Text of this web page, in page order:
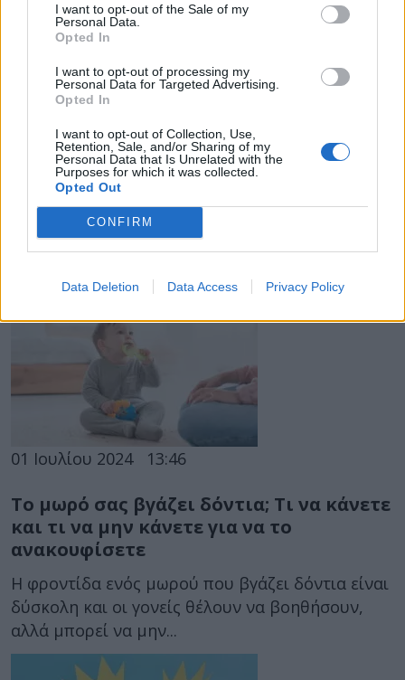
I want to opt-out of the Sale of my
Personal Data.
Opted In
I want to opt-out of processing my
Personal Data for Targeted Advertising.
Opted In
I want to opt-out of Collection, Use,
Retention, Sale, and/or Sharing of my
Personal Data that Is Unrelated with the
Purposes for which it was collected.
Opted Out
CONFIRM
Data Deletion Data Access Privacy Policy
17 Αυγούστου 2024
Πρόωρα νεογνά: Η ψυχολογία των
γονέων και μεθόδοι για να μειώνουν το
άγχος
Η μέθοδος καγκουρό, ο μητρικός θηλασμός και
η σίτιση του νεογνού, φαίνεται να μειώνει
σημαντικά το άγχος των γονέων...
01 Ιουλίου 2024 13:46
Το μωρό σας βγάζει δόντια; Τι να κάνετε
και τι να μην κάνετε για να το
ανακουφίσετε
Η φροντίδα ενός μωρού που βγάζει δόντια είναι
δύσκολη και οι γονείς θέλουν να βοηθήσουν,
αλλά μπορεί να μην...